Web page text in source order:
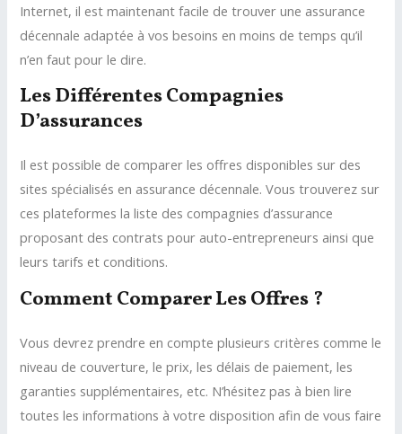
Internet, il est maintenant facile de trouver une assurance
décennale adaptée à vos besoins en moins de temps qu’il
n’en faut pour le dire.
Les Différentes Compagnies
D’assurances
Il est possible de comparer les offres disponibles sur des
sites spécialisés en assurance décennale. Vous trouverez sur
ces plateformes la liste des compagnies d’assurance
proposant des contrats pour auto-entrepreneurs ainsi que
leurs tarifs et conditions.
Comment Comparer Les Offres ?
Vous devrez prendre en compte plusieurs critères comme le
niveau de couverture, le prix, les délais de paiement, les
garanties supplémentaires, etc. N’hésitez pas à bien lire
toutes les informations à votre disposition afin de vous faire